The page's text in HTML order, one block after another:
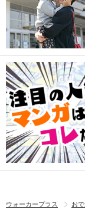
ウォーカープラス お